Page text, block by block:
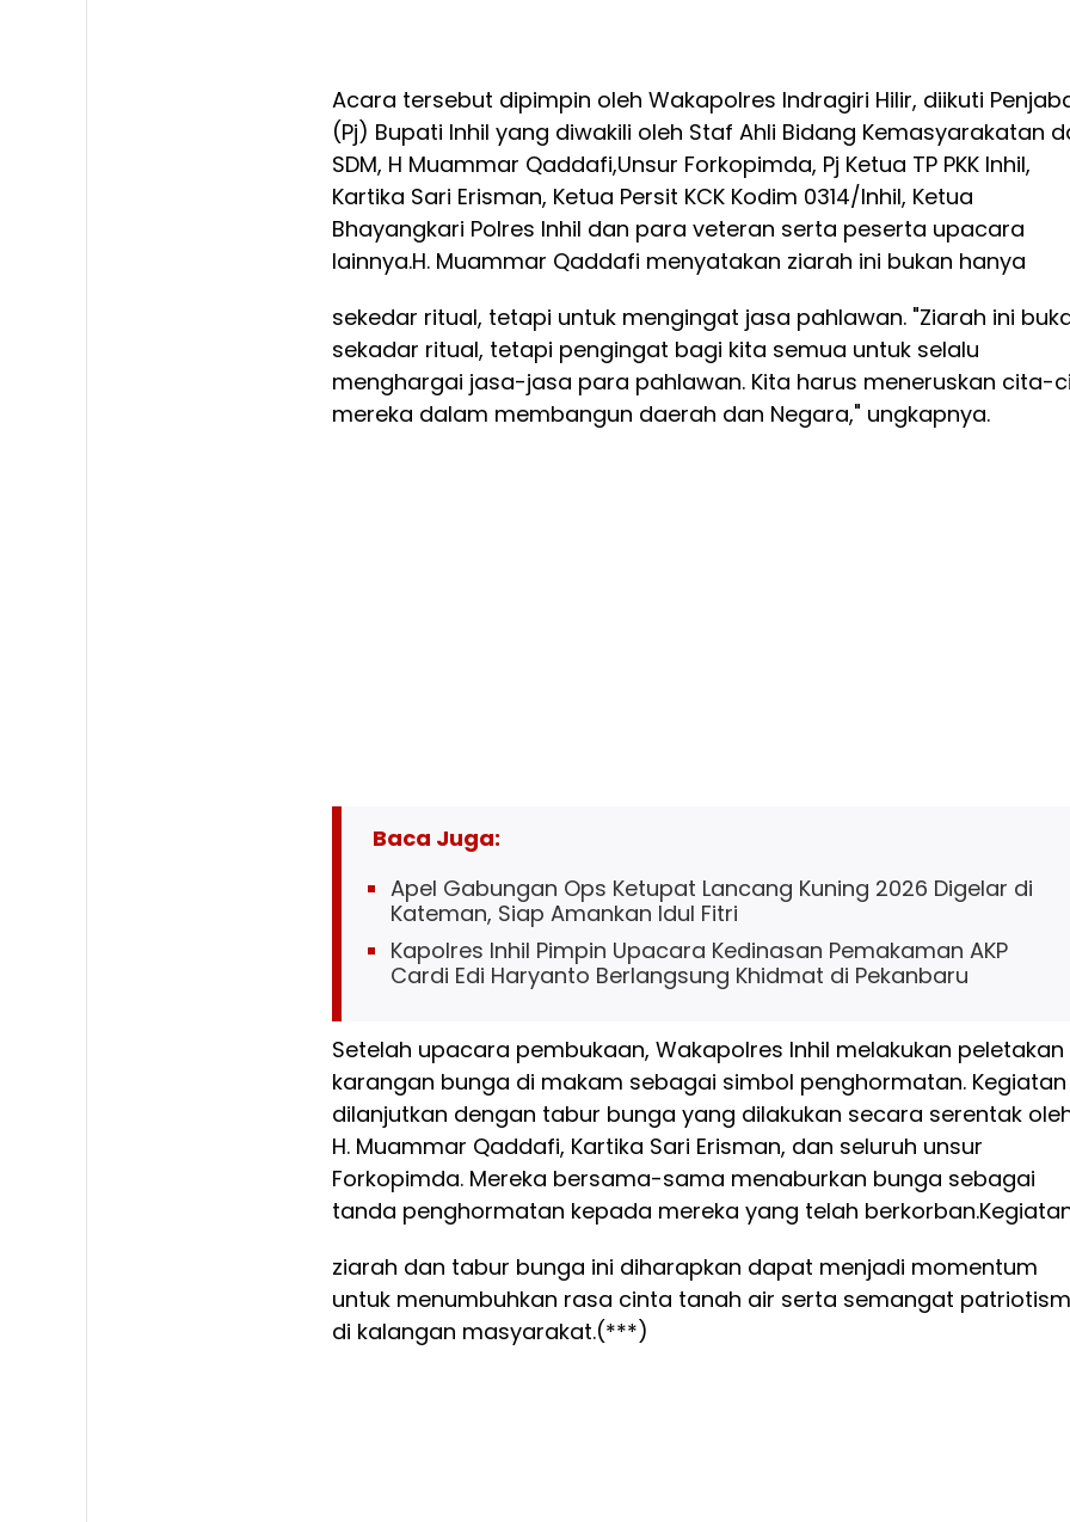
Acara tersebut dipimpin oleh Wakapolres Indragiri Hilir, diikuti
(Pj) Bupati Inhil yang diwakili oleh Staf Ahli Bidang Kemasyarakatan
SDM, H Muammar Qaddafi,Unsur Forkopimda, Pj Ketua TP PKK Inhil,
Kartika Sari Erisman, Ketua Persit KCK Kodim 0314/Inhil, Ketua
Bhayangkari Polres Inhil dan para veteran serta peserta upacara
lainnya.H. Muammar Qaddafi menyatakan ziarah ini bukan hanya
sekedar ritual, tetapi untuk mengingat jasa pahlawan. "Ziarah ini
sekadar ritual, tetapi pengingat bagi kita semua untuk selalu
menghargai jasa-jasa para pahlawan. Kita harus meneruskan cita-
mereka dalam membangun daerah dan Negara," ungkapnya.
Baca Juga:
Apel Gabungan Ops Ketupat Lancang Kuning 2026 Digelar di
Kateman, Siap Amankan Idul Fitri
Kapolres Inhil Pimpin Upacara Kedinasan Pemakaman AKP
Cardi Edi Haryanto Berlangsung Khidmat di Pekanbaru
Setelah upacara pembukaan, Wakapolres Inhil melakukan peletakan
karangan bunga di makam sebagai simbol penghormatan. Kegiatan
dilanjutkan dengan tabur bunga yang dilakukan secara serentak
H. Muammar Qaddafi, Kartika Sari Erisman, dan seluruh unsur
Forkopimda. Mereka bersama-sama menaburkan bunga sebagai
tanda penghormatan kepada mereka yang telah berkorban.
ziarah dan tabur bunga ini diharapkan dapat menjadi momentum
untuk menumbuhkan rasa cinta tanah air serta semangat
di kalangan masyarakat.(***)